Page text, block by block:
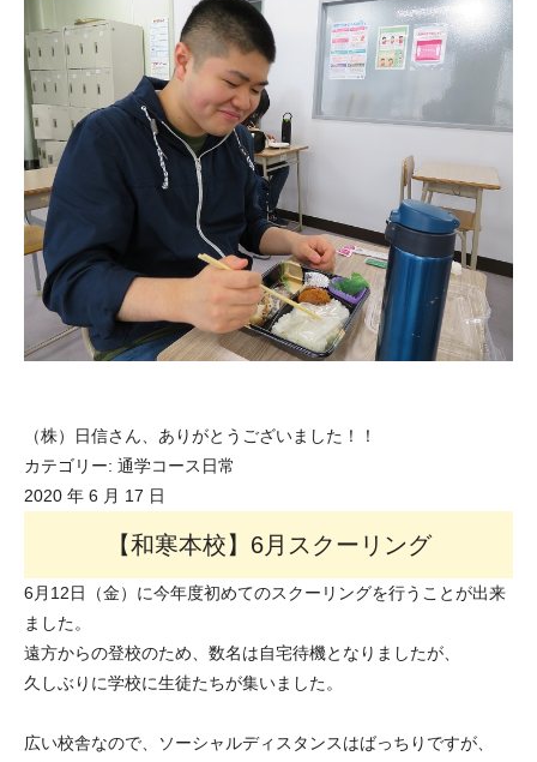
（株）日信さん、ありがとうございました！！
カテゴリー: 通学コース日常
2020 年 6 月 17 日
【和寒本校】6月スクーリング
6月12日（金）に今年度初めてのスクーリングを行うことが出来
ました。
遠方からの登校のため、数名は自宅待機となりましたが、
久しぶりに学校に生徒たちが集いました。
広い校舎なので、ソーシャルディスタンスはばっちりですが、